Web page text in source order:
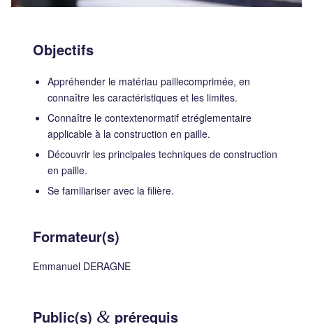
Objectifs
Appréhender le matériau paillecomprimée, en
connaître les caractéristiques et les limites.
Connaître le contextenormatif etréglementaire
applicable à la construction en paille.
Découvrir les principales techniques de construction
en paille.
Se familiariser avec la filière.
Formateur(s)
Emmanuel DERAGNE
Public(s) &prérequis